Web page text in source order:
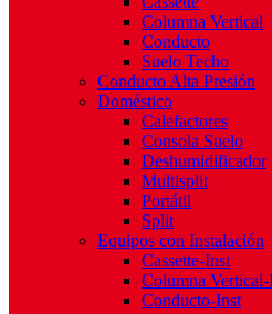
Columna Vertical
Conducto
Suelo Techo
Conducto Alta Presión
Doméstico
Calefactores
Consola Suelo
Deshumidificador
Multisplit
Portátil
Split
Equipos con Instalación
Cassette-Inst
Columna Vertical-
Conducto-Inst